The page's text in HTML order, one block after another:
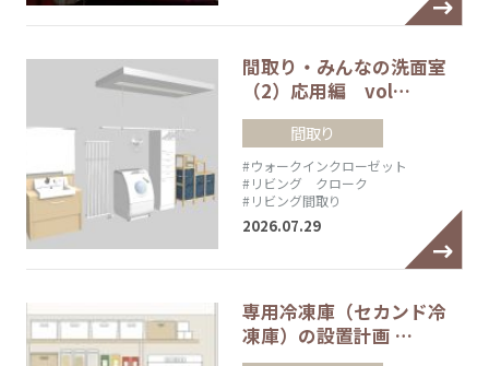
間取り・みんなの洗面室
（2）応用編 vol…
間取り
#ウォークインクローゼット
#リビング クローク
#リビング間取り
2026.07.29
専用冷凍庫（セカンド冷
凍庫）の設置計画 …